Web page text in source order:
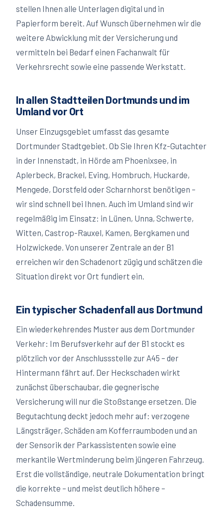
stellen Ihnen alle Unterlagen digital und in
Papierform bereit. Auf Wunsch übernehmen wir die
weitere Abwicklung mit der Versicherung und
vermitteln bei Bedarf einen Fachanwalt für
Verkehrsrecht sowie eine passende Werkstatt.
In allen Stadtteilen Dortmunds und im
Umland vor Ort
Unser Einzugsgebiet umfasst das gesamte
Dortmunder Stadtgebiet. Ob Sie Ihren Kfz-Gutachter
in der Innenstadt, in Hörde am Phoenixsee, in
Aplerbeck, Brackel, Eving, Hombruch, Huckarde,
Mengede, Dorstfeld oder Scharnhorst benötigen –
wir sind schnell bei Ihnen. Auch im Umland sind wir
regelmäßig im Einsatz: in Lünen, Unna, Schwerte,
Witten, Castrop-Rauxel, Kamen, Bergkamen und
Holzwickede. Von unserer Zentrale an der B1
erreichen wir den Schadenort zügig und schätzen die
Situation direkt vor Ort fundiert ein.
Ein typischer Schadenfall aus Dortmund
Ein wiederkehrendes Muster aus dem Dortmunder
Verkehr: Im Berufsverkehr auf der B1 stockt es
plötzlich vor der Anschlussstelle zur A45 – der
Hintermann fährt auf. Der Heckschaden wirkt
zunächst überschaubar, die gegnerische
Versicherung will nur die Stoßstange ersetzen. Die
Begutachtung deckt jedoch mehr auf: verzogene
Längsträger, Schäden am Kofferraumboden und an
der Sensorik der Parkassistenten sowie eine
merkantile Wertminderung beim jüngeren Fahrzeug.
Erst die vollständige, neutrale Dokumentation bringt
die korrekte – und meist deutlich höhere –
Schadensumme.